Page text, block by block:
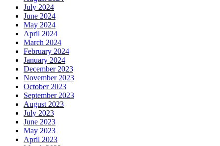
July 2024
June 2024
May 2024
April 2024
March 2024
February 2024
January 2024
December 2023
November 2023
October 2023
September 2023
August 2023
July 2023
June 2023
May 2023
April 2023